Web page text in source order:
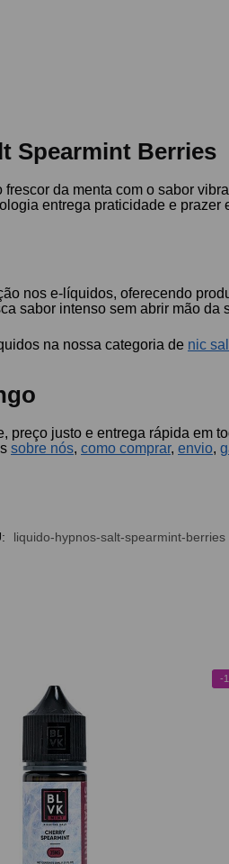
Spearmint Berries
da menta com o sabor
entrega praticidade e prazer
nos e-líquidos, oferecendo
sabor intenso sem abrir mão da
na nossa categoria de nic
justo e entrega rápida em
sobre nós,como comprar,envio,
liquido-hypnos-salt-spearmint-berries
-